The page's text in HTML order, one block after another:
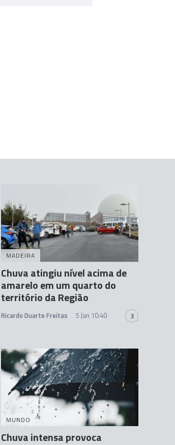
MADEIRA
Chuva atingiu nível acima de
amarelo em um quarto do
território da Região
Ricardo Duarte Freitas 5 Jan 10:40 3
MUNDO
Chuva intensa provoca